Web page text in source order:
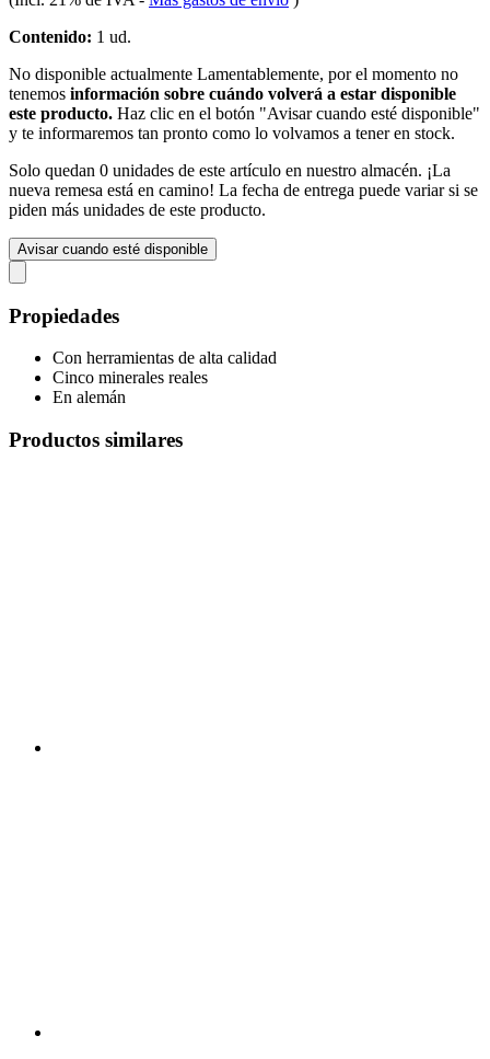
Contenido: 1 ud.
No disponible actualmente Lamentablemente, por el momento no
tenemos información sobre cuándo volverá a estar disponible
este producto. Haz clic en el botón "Avisar cuando esté disponible"
y te informaremos tan pronto como lo volvamos a tener en stock.
Solo quedan 0 unidades de este artículo en nuestro almacén. ¡La
nueva remesa está en camino! La fecha de entrega puede variar si se
piden más unidades de este producto.
Avisar cuando esté disponible
Propiedades
Con herramientas de alta calidad
Cinco minerales reales
En alemán
Productos similares